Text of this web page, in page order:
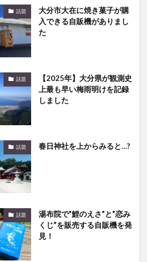
話題
大分市大在に焼き菓子が購
入できる自販機がありまし
た
話題
【2025年】大分県が観測史
上最も早い梅雨明けを記録
しました
話題 春日神社を上からみると…?
話題
湯布院で”鯉のえさ”と”恋み
くじ”を販売する自販機を発
見！